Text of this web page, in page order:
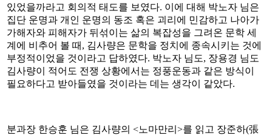
있었을까라고 회의적 태도를 보였다. 이에 대해 박노자 님은
집단 운명과 개인 운명의 동조 혹은 괴리에 민감하고 나아가
가해자와 피해자가 뒤섞이는 삶의 복잡성을 그려온 문학 세
계에 비추어 볼 때, 김사량은 문학을 정치에 종속시키는 것에
부정적이었을 것이라고 답하였다. 박노자 님도, 장용경 님도
김사량이 적어도 전쟁 상황에서는 정풍운동과 같은 방식이
필요하다고 받아들였을 것이라는 데는 생각이 같았다.
분과장 한승훈 님은 김사량의 <노마만리>를 읽고 장준하(張